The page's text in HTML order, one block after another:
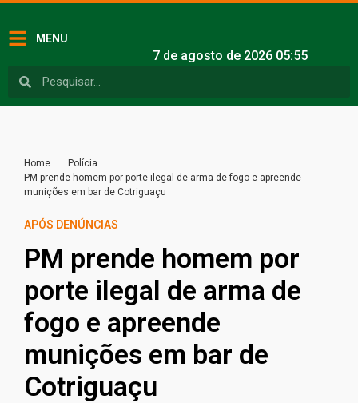
MENU
7 de agosto de 2026 05:55
Home
Polícia
PM prende homem por porte ilegal de arma de fogo e apreende
munições em bar de Cotriguaçu
APÓS DENÚNCIAS
PM prende homem por
porte ilegal de arma de
fogo e apreende
munições em bar de
Cotriguaçu